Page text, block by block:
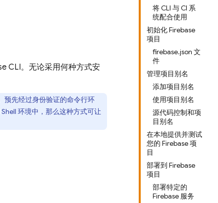
将 CLI 与 CI 系
统配合使用
初始化 Firebase
项目
firebase.json 文
件
管理项目别名
添加项目别名
使用项目别名
源代码控制和项
目别名
在本地提供并测试
您的 Firebase 项
目
部署到 Firebase
项目
部署特定的
Firebase 服务
CLI。无论采用何种方式安
预先经过身份验证的命令行环
环境中，那么这种方式可让